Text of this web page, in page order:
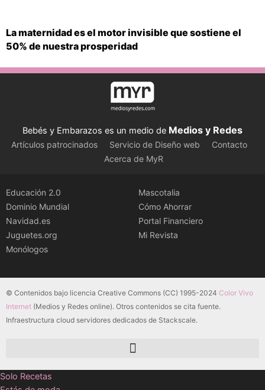
La maternidad es el motor invisible que sostiene el
50% de nuestra prosperidad
Bebés y Embarazos es un medio de Medios y Redes
Artículos patrocinados Servicio de Diseño web
Contacto
Acerca de MyR
Educación 2.0
Dominio Mundial
Navidad.es
Juguetes.org
Monólogos
Mascotalia
Cómo Ahorrar
Portal Financiero
Mi Revista
© Contenidos bajo licencia Creative Commons (CC) 1995-2024 Color Vivo
Internet (Medios y Redes online). Otros contenidos se cita fuente.
Infraestructura cloud servidores dedicados de Stackscale.
Solo Recetas